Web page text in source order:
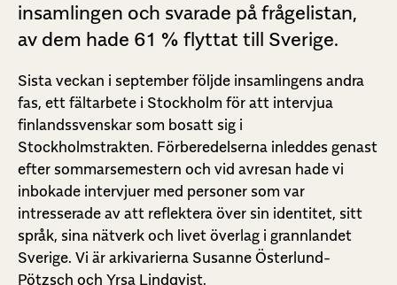
insamlingen och svarade på frågelistan,
av dem hade 61 % flyttat till Sverige.
Sista veckan i september följde insamlingens andra
fas, ett fältarbete i Stockholm för att intervjua
finlandssvenskar som bosatt sig i
Stockholmstrakten. Förberedelserna inleddes genast
efter sommarsemestern och vid avresan hade vi
inbokade intervjuer med personer som var
intresserade av att reflektera över sin identitet, sitt
språk, sina nätverk och livet överlag i grannlandet
Sverige. Vi är arkivarierna Susanne Österlund-
Pötzsch och Yrsa Lindqvist.